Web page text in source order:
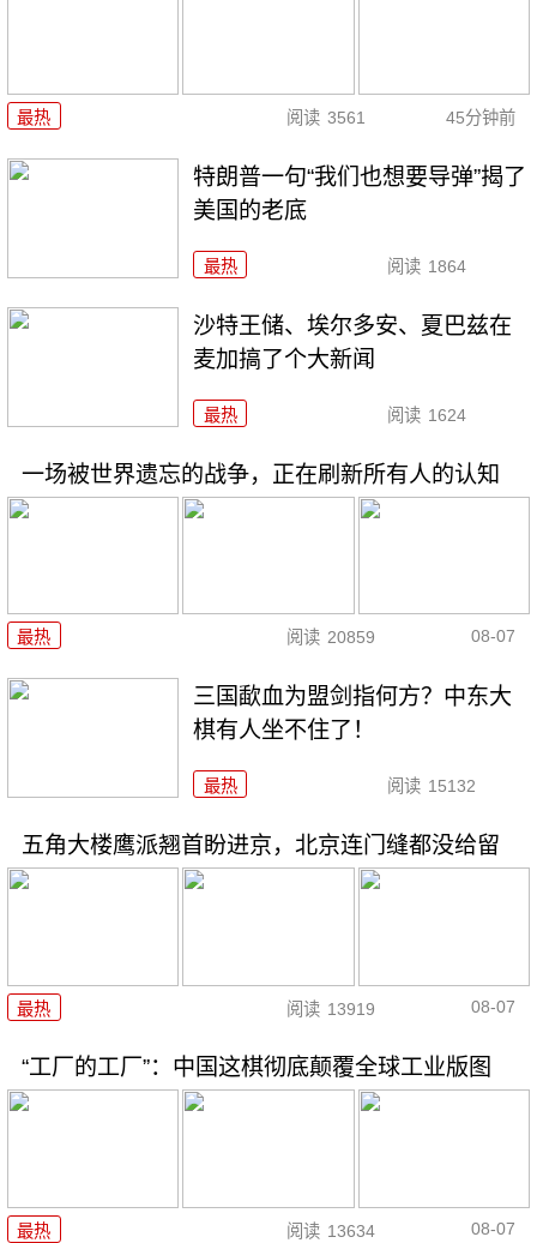
最热 阅读 3561 45分钟前
特朗普一句“我们也想要导弹”揭了
美国的老底
最热 阅读 1864
沙特王储、埃尔多安、夏巴兹在
麦加搞了个大新闻
最热 阅读 1624
一场被世界遗忘的战争，正在刷新所有人的认知
最热 阅读 20859 08-07
三国歃血为盟剑指何方？中东大
棋有人坐不住了！
最热 阅读 15132
五角大楼鹰派翘首盼进京，北京连门缝都没给留
最热 阅读 13919 08-07
“工厂的工厂”：中国这棋彻底颠覆全球工业版图
最热 阅读 13634 08-07